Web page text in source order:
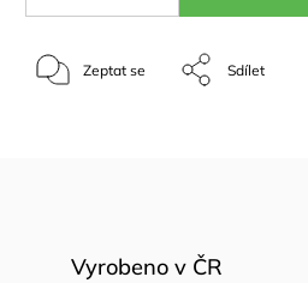
Zeptat se Sdílet
Vyrobeno v ČR